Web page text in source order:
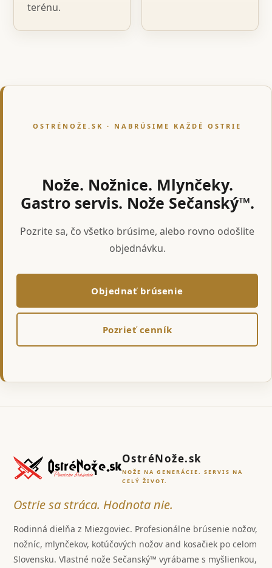
terénu.
OSTRÉNOŽE.SK · NABRÚSIME KAŽDÉ OSTRIE
Nože. Nožnice. Mlynčeky.
Gastro servis. Nože Sečanský™.
Pozrite sa, čo všetko brúsime, alebo rovno odošlite
objednávku.
Objednať brúsenie
Pozrieť cenník
OstréNože.sk
NOŽE NA GENERÁCIE. SERVIS NA
CELÝ ŽIVOT.
Ostrie sa stráca. Hodnota nie.
Rodinná dielňa z Miezgoviec. Profesionálne brúsenie nožov,
nožníc, mlynčekov, kotúčových nožov and kosačiek po celom
Slovensku. Vlastné nože Sečanský™ vyrábame s myšlienkou,